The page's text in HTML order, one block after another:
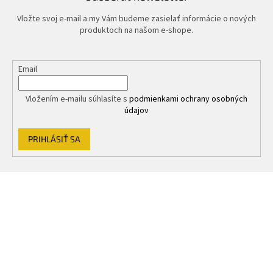
Vložte svoj e-mail a my Vám budeme zasielať informácie o nových
produktoch na našom e-shope.
Email
Vložením e-mailu súhlasíte s podmienkami ochrany osobných
údajov
PRIHLÁSIŤ SA